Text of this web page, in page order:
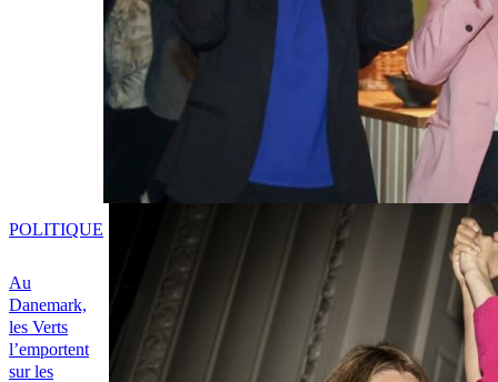
Au
Danemark,
les Verts
l’emportent
sur les
POLITIQUE